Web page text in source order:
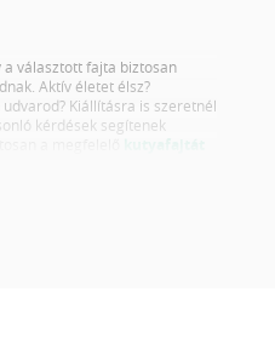
a választott fajta biztosan
Aktív életet élsz?
udvarod? Kiállításra is szeretnél
kérdések segítenek
egészségügyi problémáiról